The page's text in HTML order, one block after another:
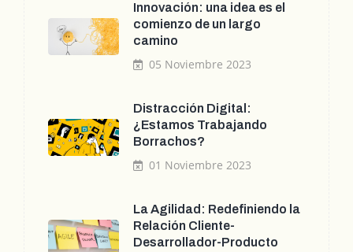
Innovación: una idea es el
comienzo de un largo
camino
05 Noviembre 2023
Distracción Digital:
¿Estamos Trabajando
Borrachos?
01 Noviembre 2023
La Agilidad: Redefiniendo la
Relación Cliente-
Desarrollador-Producto